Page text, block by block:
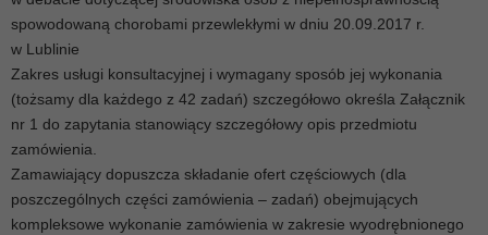
spowodowaną chorobami przewlekłymi w dniu 20.09.2017 r.
w Lublinie
Zakres usługi konsultacyjnej i wymagany sposób jej wykonania
(tożsamy dla każdego z 42 zadań) szczegółowo określa Załącznik
nr 1 do zapytania stanowiący szczegółowy opis przedmiotu
zamówienia.
Zamawiający dopuszcza składanie ofert częściowych (dla
poszczególnych części zamówienia – zadań) obejmujących
kompleksowe wykonanie zamówienia w zakresie wyodrębnionego